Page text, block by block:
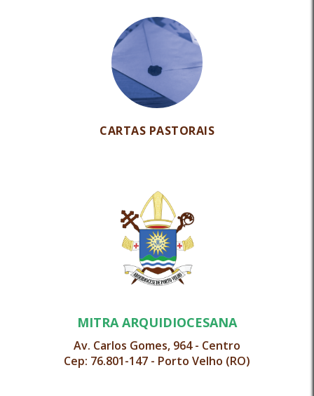
CARTAS PASTORAIS
MITRA ARQUIDIOCESANA
Av. Carlos Gomes, 964 - Centro
Cep: 76.801-147 - Porto Velho (RO)